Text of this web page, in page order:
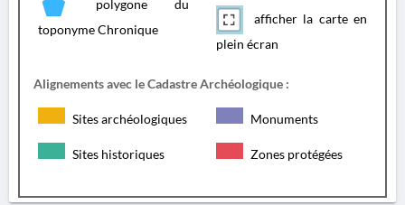
polygone du
toponyme Chronique
afficher la carte en
plein écran
Alignements avec le Cadastre Archéologique :
Sites archéologiques Monuments
Sites historiques Zones protégées